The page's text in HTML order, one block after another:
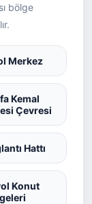
bölge
Merkez
Kemal
Çevresi
Hattı
Konut